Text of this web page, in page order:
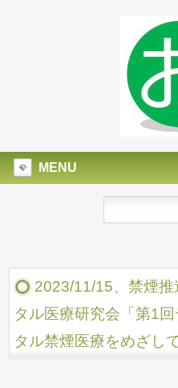
MENU
2023/11/15、禁煙
タル医療研究会「第1
タル禁煙医療をめざし